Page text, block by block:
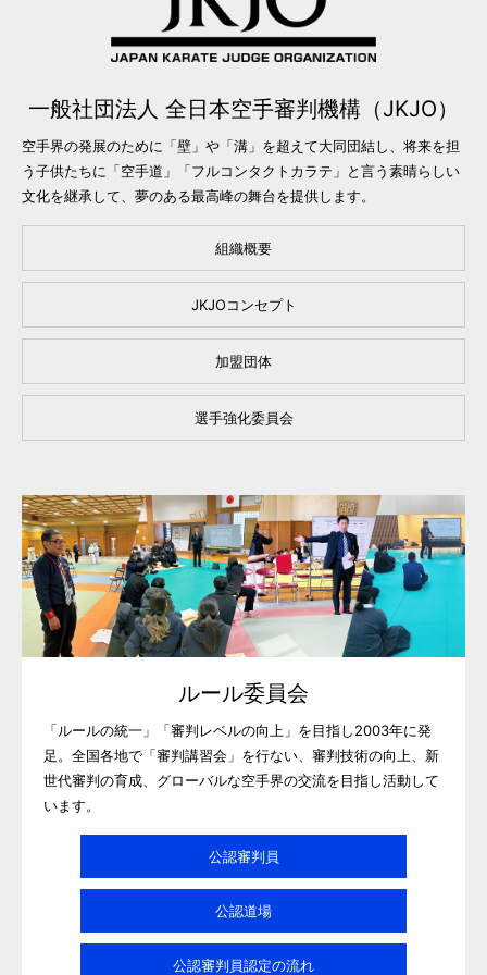
一般社団法人 全日本空手審判機構（JKJO）
空手界の発展のために「壁」や「溝」を超えて大同団結し、将来を担
う子供たちに「空手道」「フルコンタクトカラテ」と言う素晴らしい
文化を継承して、夢のある最高峰の舞台を提供します。
組織概要
JKJOコンセプト
加盟団体
選手強化委員会
ルール委員会
「ルールの統一」「審判レベルの向上」を目指し2003年に発
足。全国各地で「審判講習会」を行ない、審判技術の向上、新
世代審判の育成、グローバルな空手界の交流を目指し活動して
います。
公認審判員
公認道場
公認審判員認定の流れ